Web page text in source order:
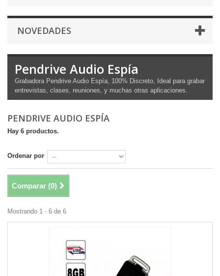
NOVEDADES
Pendrive Audio Espía
Grabadora Pendrive Audio Espía, 100% Discreto, Ideal para grabar
entrevistas, clases, reuniones, y muchas otras aplicaciones.
PENDRIVE AUDIO ESPÍA
Hay 6 productos.
Ordenar por
Comparar (0)
Mostrando 1 - 6 de 6